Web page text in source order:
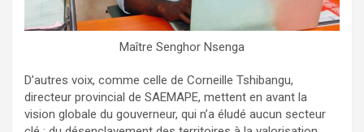
Maître Senghor Nsenga
D’autres voix, comme celle de Corneille Tshibangu,
directeur provincial de SAEMAPE, mettent en avant la
vision globale du gouverneur, qui n’a éludé aucun secteur